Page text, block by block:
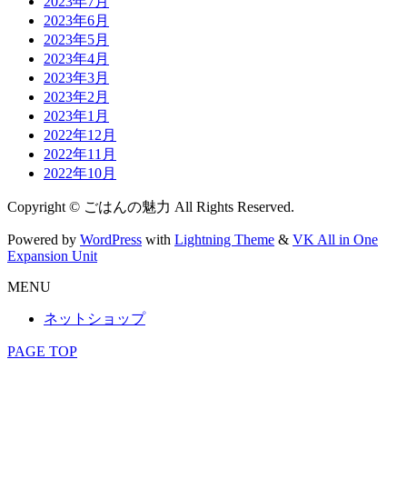
2023年6月
2023年5月
2023年4月
2023年3月
2023年2月
2023年1月
2022年12月
2022年11月
2022年10月
Copyright © ごはんの魅力 All Rights Reserved.
Powered by WordPress with Lightning Theme & VK All in One
Expansion Unit
MENU
ネットショップ
PAGE TOP